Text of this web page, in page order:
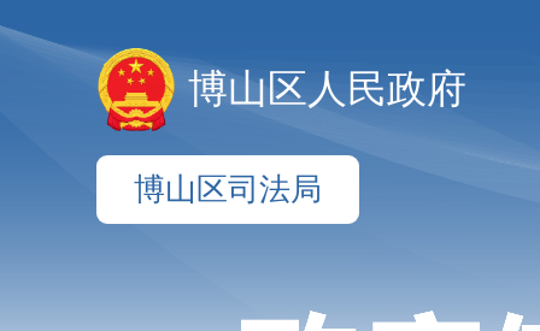
博山区人民政府
博山区司法局